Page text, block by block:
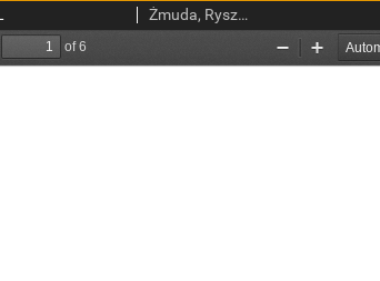
Żmuda, Ryszard, red. nacz.